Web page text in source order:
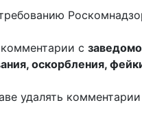
комментарии с
оскорбления,
удалять